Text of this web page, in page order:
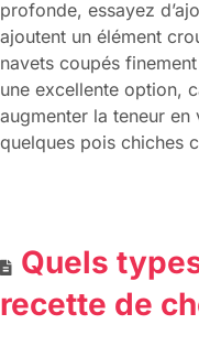
profonde, essayez
ajoutent un élément
navets coupés
une excellente option,
augmenter la teneur
quelques pois chiches
Quels
recette de